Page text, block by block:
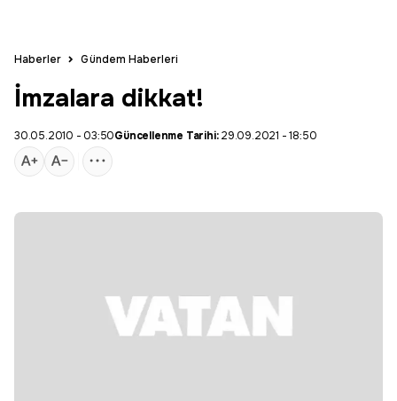
Haberler Gündem Haberleri
İmzalara dikkat!
30.05.2010 - 03:50Güncellenme Tarihi:29.09.2021 - 18:50